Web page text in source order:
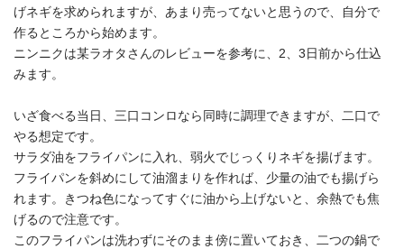
げネギを求められますが、あまり売ってないと思うので、自分で
作るところから始めます。
ニンニクは某ラオタさんのレビューを参考に、2、3日前から仕込
みます。
いざ食べる当日、三口コンロなら同時に調理できますが、二口で
やる想定です。
サラダ油をフライパンに入れ、弱火でじっくりネギを揚げます。
フライパンを斜めにして油溜まりを作れば、少量の油でも揚げら
れます。きつね色になってすぐに油から上げないと、余熱でも焦
げるので注意です。
このフライパンは洗わずにそのまま傍に置いておき、二つの鍋で